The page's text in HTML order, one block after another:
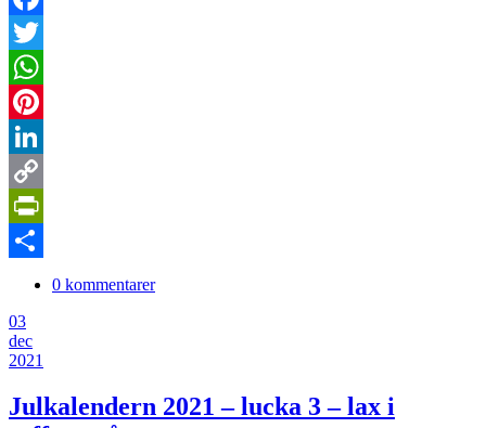
Facebook
Twitter
WhatsApp
Pinterest
LinkedIn
Copy
Link
PrintFriendly
0 kommentarer
03
dec
2021
Julkalendern 2021 – lucka 3 – lax i